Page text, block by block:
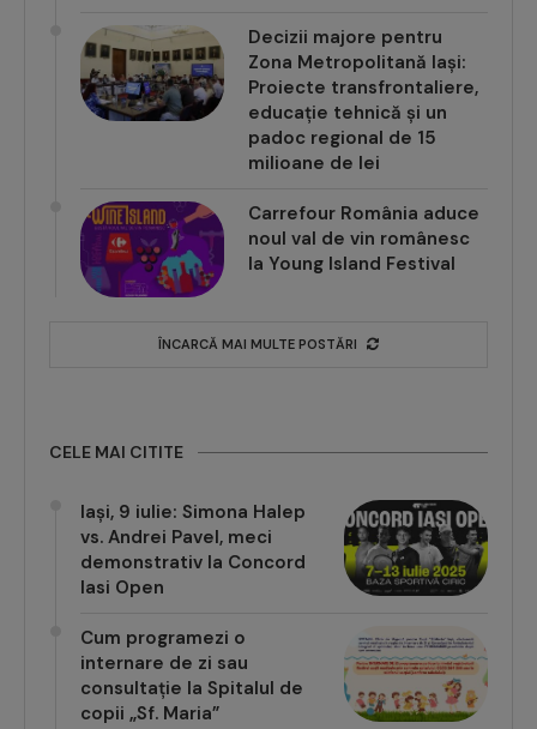
Decizii majore pentru
Zona Metropolitană Iași:
Proiecte transfrontaliere,
educație tehnică și un
padoc regional de 15
milioane de lei
Carrefour România aduce
noul val de vin românesc
la Young Island Festival
ÎNCARCĂ MAI MULTE POSTĂRI
CELE MAI CITITE
Iași, 9 iulie: Simona Halep
vs. Andrei Pavel, meci
demonstrativ la Concord
Iasi Open
Cum programezi o
internare de zi sau
consultație la Spitalul de
copii „Sf. Maria”